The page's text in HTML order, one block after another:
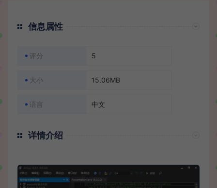
信息属性
评分 5
大小 15.06MB
语言 中文
详情介绍